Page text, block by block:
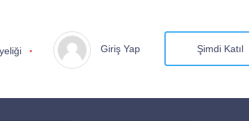
Giriş Yap Şimdi Katıl